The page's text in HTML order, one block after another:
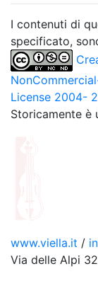
I contenuti di
specificato,
License 2004-
Storicamente è
www.viella.it /
Via delle Alpi